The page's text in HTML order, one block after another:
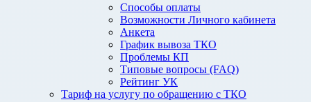
Способы оплаты
Возможности Личного кабинета
Анкета
График вывоза ТКО
Проблемы КП
Типовые вопросы (FAQ)
Рейтинг УК
Тариф на услугу по обращению с ТКО